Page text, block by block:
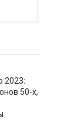
2023:
50-х,